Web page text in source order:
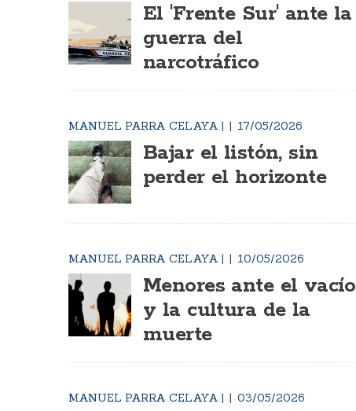
El 'Frente Sur' ante la
guerra del
narcotráfico
MANUEL PARRA CELAYA | 17/05/2026
Bajar el listón, sin
perder el horizonte
MANUEL PARRA CELAYA | 10/05/2026
Menores ante el vacío
y la cultura de la
muerte
MANUEL PARRA CELAYA | 03/05/2026